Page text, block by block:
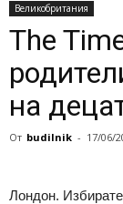
Великобритания
The
на
От budilnik - 17/06/
Лондон.